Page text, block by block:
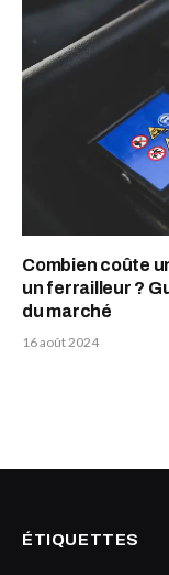
Combien coûte
un ferrailleur ?
du marché
16 août 2024
ÉTIQUETTES